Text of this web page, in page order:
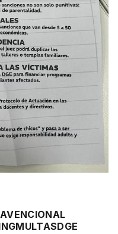
MULTASDGE